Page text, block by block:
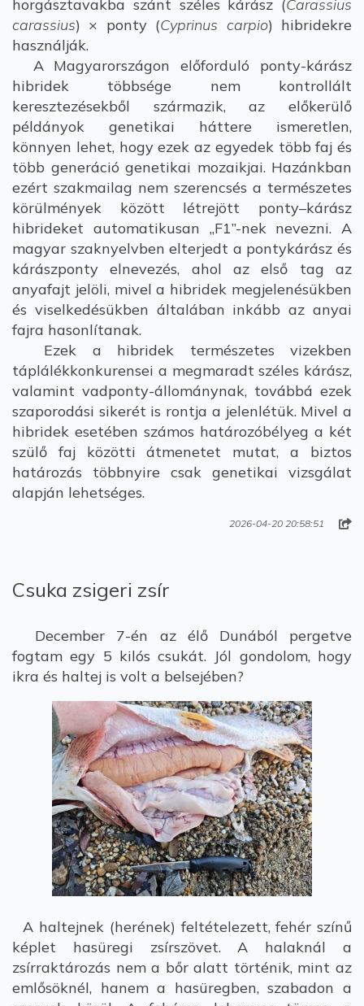
horgásztavakba szánt széles kárász (Carassius
carassius) × ponty (Cyprinus carpio) hibridekre
használják.
A Magyarországon előforduló ponty-kárász
hibridek többsége nem kontrollált
keresztezésekből származik, az előkerülő
példányok genetikai háttere ismeretlen,
könnyen lehet, hogy ezek az egyedek több faj és
több generáció genetikai mozaikjai. Hazánkban
ezért szakmailag nem szerencsés a természetes
körülmények között létrejött ponty–kárász
hibrideket automatikusan „F1”-nek nevezni. A
magyar szaknyelvben elterjedt a pontykárász és
kárászponty elnevezés, ahol az első tag az
anyafajt jelöli, mivel a hibridek megjelenésükben
és viselkedésükben általában inkább az anyai
fajra hasonlítanak.
Ezek a hibridek természetes vizekben
táplálékkonkurensei a megmaradt széles kárász,
valamint vadponty-állománynak, továbbá ezek
szaporodási sikerét is rontja a jelenlétük. Mivel a
hibridek esetében számos határozóbélyeg a két
szülő faj közötti átmenetet mutat, a biztos
határozás többnyire csak genetikai vizsgálat
alapján lehetséges.
2026-04-20 20:58:51
Csuka zsigeri zsír
December 7-én az élő Dunából pergetve
fogtam egy 5 kilós csukát. Jól gondolom, hogy
ikra és haltej is volt a belsejében?
A haltejnek (herének) feltételezett, fehér színű
képlet hasüregi zsírszövet. A halaknál a
zsírraktározás nem a bőr alatt történik, mint az
emlősöknél, hanem a hasüregben, szabadon a